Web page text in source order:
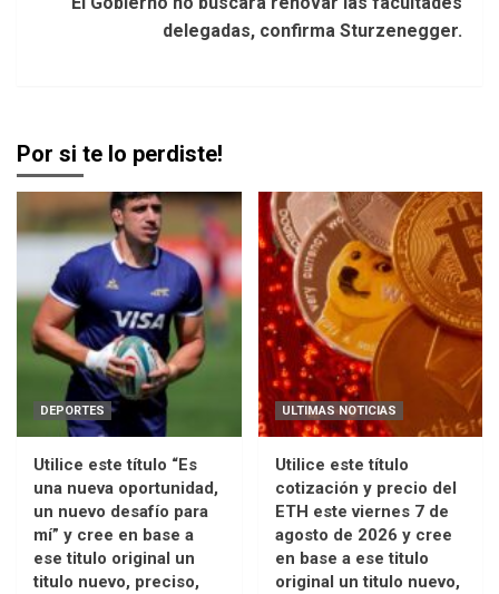
delegadas, confirma Sturzenegger.
Por si te lo perdiste!
DEPORTES
Utilice este título “Es
una nueva oportunidad,
un nuevo desafío para
mí” y cree en base a
ese titulo original un
titulo nuevo, preciso,
ULTIMAS NOTICIAS
Utilice este título
cotización y precio del
ETH este viernes 7 de
agosto de 2026 y cree
en base a ese titulo
original un titulo nuevo,